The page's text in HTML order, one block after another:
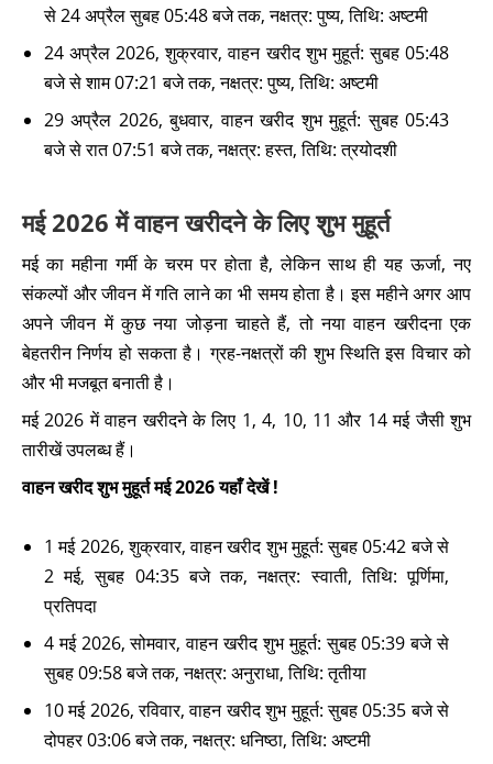
से 24 अप्रैल सुबह 05:48 बजे तक, नक्षत्र: पुष्य, तिथि: अष्टमी
24 अप्रैल 2026, शुक्रवार, वाहन खरीद शुभ मुहूर्त: सुबह 05:48
बजे से शाम 07:21 बजे तक, नक्षत्र: पुष्य, तिथि: अष्टमी
29 अप्रैल 2026, बुधवार, वाहन खरीद शुभ मुहूर्त: सुबह 05:43
बजे से रात 07:51 बजे तक, नक्षत्र: हस्त, तिथि: त्रयोदशी
मई 2026 में वाहन खरीदने के लिए शुभ मुहूर्त
मई का महीना गर्मी के चरम पर होता है, लेकिन साथ ही यह ऊर्जा, नए
संकल्पों और जीवन में गति लाने का भी समय होता है। इस महीने अगर आप
अपने जीवन में कुछ नया जोड़ना चाहते हैं, तो नया वाहन खरीदना एक
बेहतरीन निर्णय हो सकता है। ग्रह-नक्षत्रों की शुभ स्थिति इस विचार को
और भी मजबूत बनाती है।
मई 2026 में वाहन खरीदने के लिए 1, 4, 10, 11 और 14 मई जैसी शुभ
तारीखें उपलब्ध हैं।
वाहन खरीद शुभ मुहूर्त मई 2026 यहाँ देखें !
1 मई 2026, शुक्रवार, वाहन खरीद शुभ मुहूर्त: सुबह 05:42 बजे से
2 मई, सुबह 04:35 बजे तक, नक्षत्र: स्वाती, तिथि: पूर्णिमा,
प्रतिपदा
4 मई 2026, सोमवार, वाहन खरीद शुभ मुहूर्त: सुबह 05:39 बजे से
सुबह 09:58 बजे तक, नक्षत्र: अनुराधा, तिथि: तृतीया
10 मई 2026, रविवार, वाहन खरीद शुभ मुहूर्त: सुबह 05:35 बजे से
दोपहर 03:06 बजे तक, नक्षत्र: धनिष्ठा, तिथि: अष्टमी